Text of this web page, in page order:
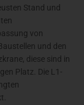
Stand und
von
und den
diese sind in
Platz. Die L1-